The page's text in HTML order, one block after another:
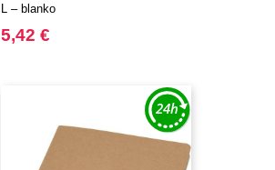
L – blanko
5,42 €